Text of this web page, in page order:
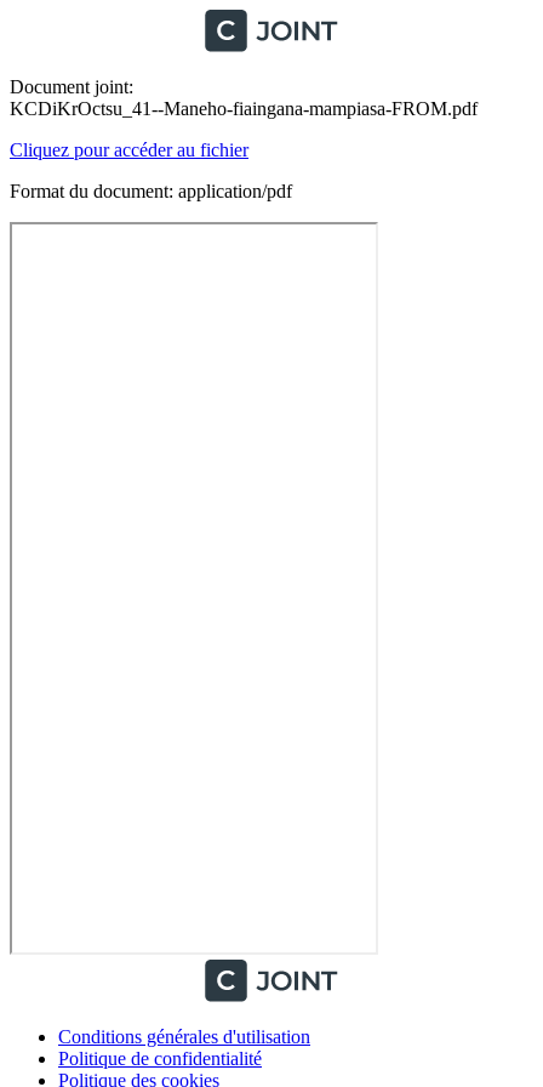
Document joint:
KCDiKrOctsu_41--Maneho-fiaingana-mampiasa-FROM.pdf
Cliquez pour accéder au fichier
Format du document: application/pdf
Conditions générales d'utilisation
Politique de confidentialité
Politique des cookies